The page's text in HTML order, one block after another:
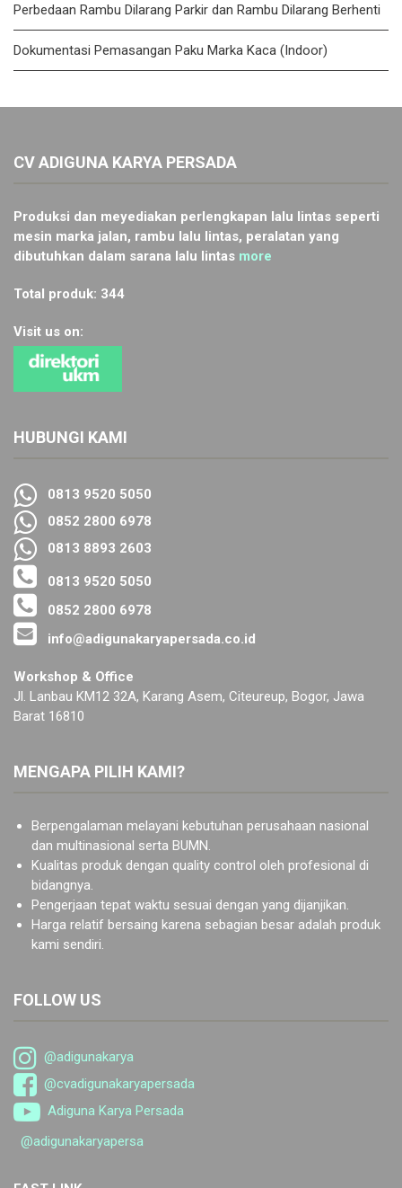
Perbedaan Rambu Dilarang Parkir dan Rambu Dilarang Berhenti
Dokumentasi Pemasangan Paku Marka Kaca (Indoor)
CV ADIGUNA KARYA PERSADA
Produksi dan meyediakan perlengkapan lalu lintas seperti
mesin marka jalan, rambu lalu lintas, peralatan yang
dibutuhkan dalam sarana lalu lintas more
Total produk: 344
Visit us on:
HUBUNGI KAMI
0813 9520 5050
0852 2800 6978
0813 8893 2603
0813 9520 5050
0852 2800 6978
info@adigunakaryapersada.co.id
Workshop & Office
Jl. Lanbau KM12 32A, Karang Asem, Citeureup, Bogor, Jawa
Barat 16810
MENGAPA PILIH KAMI?
Berpengalaman melayani kebutuhan perusahaan nasional
dan multinasional serta BUMN.
Kualitas produk dengan quality control oleh profesional di
bidangnya.
Pengerjaan tepat waktu sesuai dengan yang dijanjikan.
Harga relatif bersaing karena sebagian besar adalah produk
kami sendiri.
FOLLOW US
@adigunakarya
@cvadigunakaryapersada
Adiguna Karya Persada
@adigunakaryapersa